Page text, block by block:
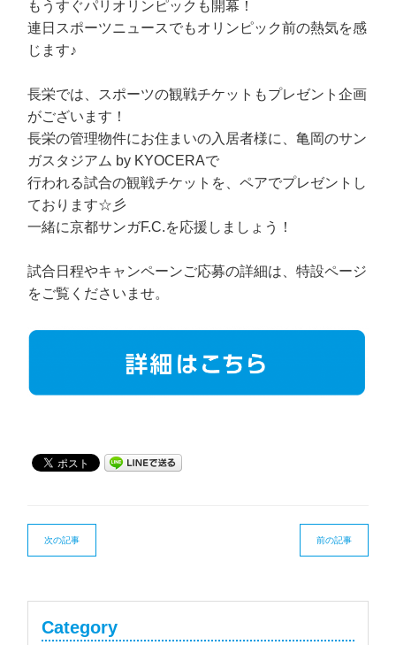
もうすぐパリオリンピックも開幕！
連日スポーツニュースでもオリンピック前の熱気を感
じます♪
長栄では、スポーツの観戦チケットもプレゼント企画
がございます！
長栄の管理物件にお住まいの入居者様に、亀岡のサン
ガスタジアム by KYOCERAで
行われる試合の観戦チケットを、ペアでプレゼントし
ております☆彡
一緒に京都サンガF.C.を応援しましょう！
試合日程やキャンペーンご応募の詳細は、特設ページ
をご覧くださいませ。
次の記事 前の記事
Category